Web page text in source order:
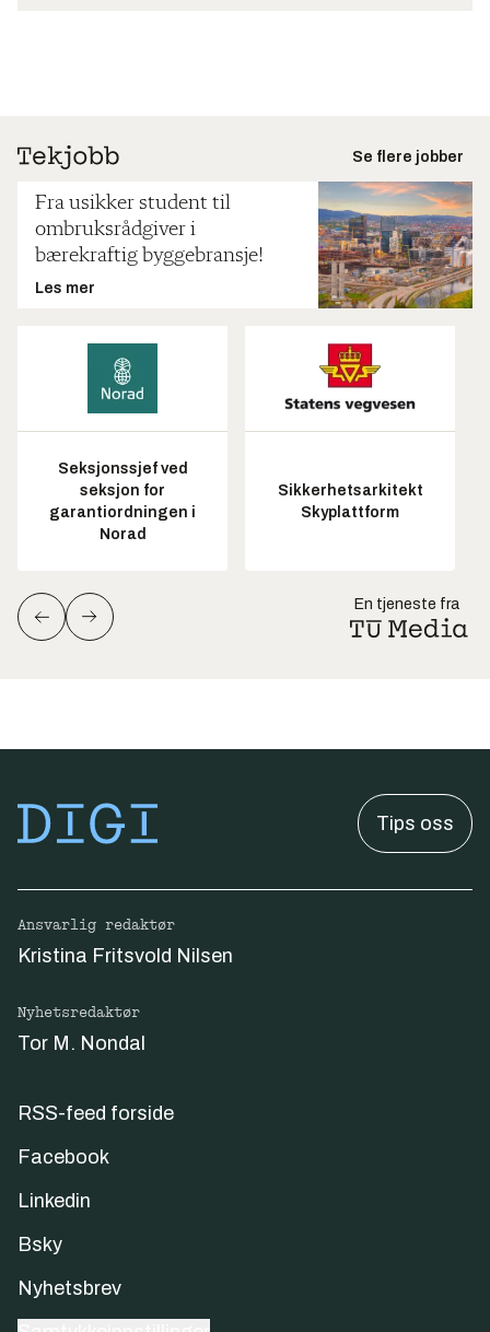
Se flere jobber
Fra usikker student til
ombruksrådgiver i
bærekraftig byggebransje!
Les mer
Seksjonssjef ved
seksjon for
garantiordningen i
Norad
Sikkerhetsarkitekt
Skyplattform
En tjeneste fra
Tips oss
Ansvarlig redaktør
Kristina Fritsvold Nilsen
Nyhetsredaktør
Tor M. Nondal
RSS-feed forside
Facebook
Linkedin
Bsky
Nyhetsbrev